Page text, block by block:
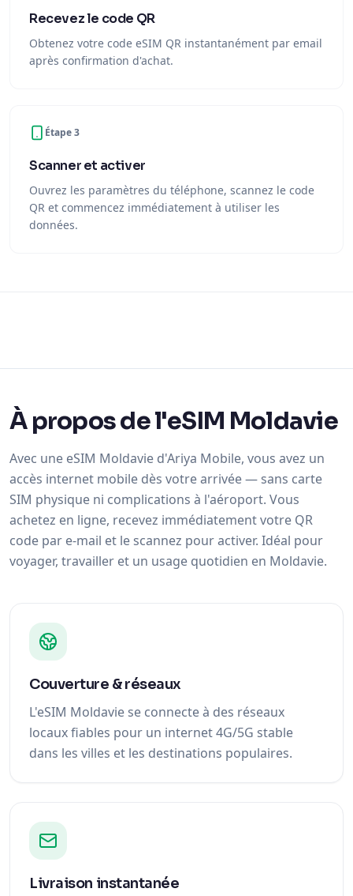
Recevez le code QR
Obtenez votre code eSIM QR instantanément par email
après confirmation d'achat.
Étape 3
Scanner et activer
Ouvrez les paramètres du téléphone, scannez le code
QR et commencez immédiatement à utiliser les
données.
À propos de l'eSIM Moldavie
Avec une eSIM Moldavie d'Ariya Mobile, vous avez un
accès internet mobile dès votre arrivée — sans carte
SIM physique ni complications à l'aéroport. Vous
achetez en ligne, recevez immédiatement votre QR
code par e-mail et le scannez pour activer. Idéal pour
voyager, travailler et un usage quotidien en Moldavie.
Couverture & réseaux
L'eSIM Moldavie se connecte à des réseaux
locaux fiables pour un internet 4G/5G stable
dans les villes et les destinations populaires.
Livraison instantanée